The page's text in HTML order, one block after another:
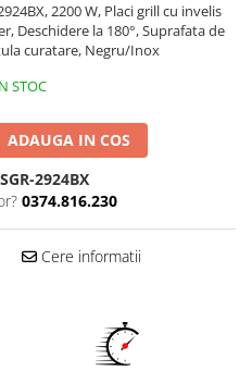
2200 W, Placi grill cu invelis
Deschidere la 180°, Suprafata de
curatare, Negru/Inox
STOC
ADAUGA IN COS
SGR-2924BX
0374.816.230
Cere informatii